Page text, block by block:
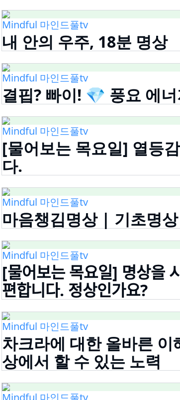
Mindful 마인드풀tv
내 안의 우주, 18분 명상
Mindful 마인드풀tv
결핍? 빠이! 💎 풍요 에
Mindful 마인드풀tv
[물어보는 목요일]
다.
Mindful 마인드풀tv
마음챙김명상 | 기초명상 |
Mindful 마인드풀tv
[물어보는 목요일]
편합니다. 정상인가요?
Mindful 마인드풀tv
차크라에 대한 올바른
상에서 할 수 있는 노력
Mindful 마인드풀tv